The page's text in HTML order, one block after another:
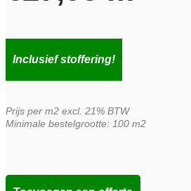
Inclusief stoffering!
Prijs per m2 excl. 21% BTW
Minimale bestelgrootte: 100 m2